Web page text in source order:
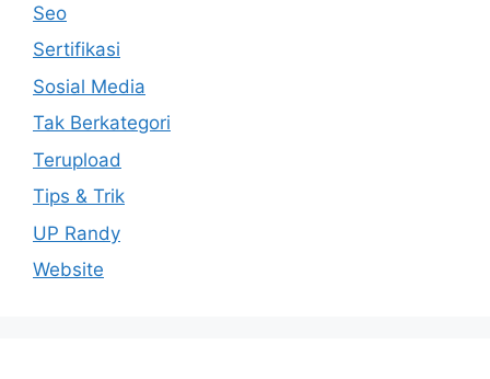
Seo
Sertifikasi
Sosial Media
Tak Berkategori
Terupload
Tips & Trik
UP Randy
Website